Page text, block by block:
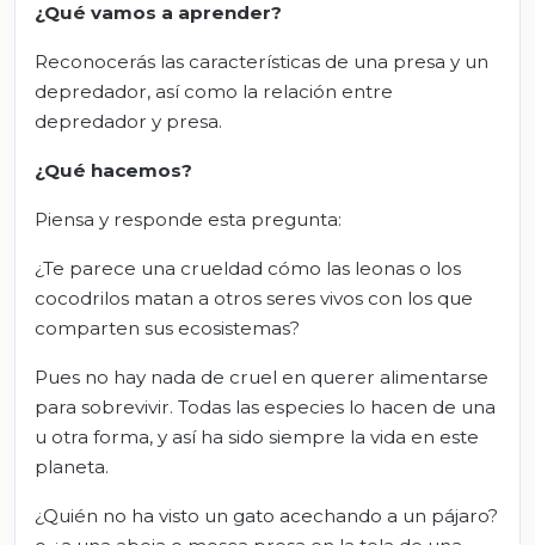
¿Qué vamos a aprender?
Reconocerás las características de una presa y un
depredador, así como la relación entre
depredador y presa.
¿Qué hacemos?
Piensa y responde esta pregunta:
¿Te parece una crueldad cómo las leonas o los
cocodrilos matan a otros seres vivos con los que
comparten sus ecosistemas?
Pues no hay nada de cruel en querer alimentarse
para sobrevivir. Todas las especies lo hacen de una
u otra forma, y así ha sido siempre la vida en este
planeta.
¿Quién no ha visto un gato acechando a un pájaro?